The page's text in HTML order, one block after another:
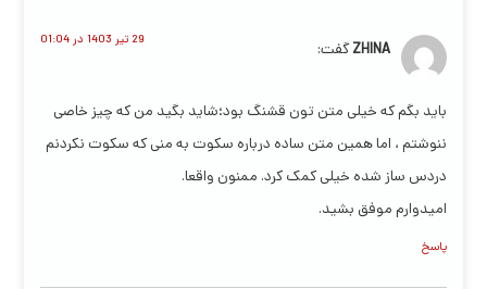
ZHINA گفت: 29 تیر 1403 در 01:04
باید بگم که خیلی متن تون قشنگ بود؛شاید بگید من که چیز خاصی
ننوشتم ، اما همین متن ساده درباره سکوت به منی که سکوت نکردنم
دردس ساز شده خیلی کمک کرد. ممنون واقعا.
امیدوارم موفق بشید.
پاسخ